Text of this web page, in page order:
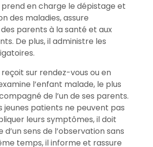
prend en charge le dépistage et
des maladies, assure
des parents à la santé et aux
De plus, il administre les
reçoit sur rendez-vous ou en
l’enfant malade, le plus
de l’un de ses parents.
jeunes patients ne peuvent pas
leurs symptômes, il doit
d’un sens de l’observation sans
temps, il informe et rassure